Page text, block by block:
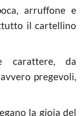
arruffone e
il cartellino
da
pregevoli,
la gioia del